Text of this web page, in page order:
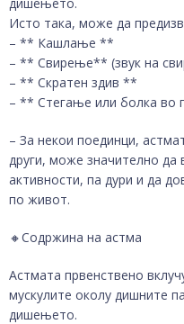
Исто така, може да
– ** Кашлање **
– ** Свирење** (звук на
– ** Скратен здив **
– ** Стегање или болка во
– За некои поединци,
други, може значително да
активности, па дури и да
по живот.
🔸️Содржина на астма
Астмата првенствено
мускулите околу дишните
дишењето.